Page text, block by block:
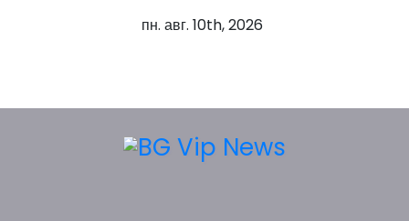
t
пн. авг. 10th, 2026